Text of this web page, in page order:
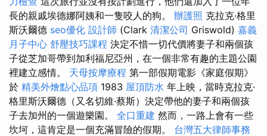
長的親戚埃德娜阿姨和一隻咬人的狗。 辦護照 克拉克·格里
斯沃爾德 seo優化 設計師 (Clark 清潔公司 Griswold) 嘉義
月子中心 舒壓技巧課程 決定不惜一切代價將妻子和兩個孩
子從芝加哥帶到加利福尼亞州，在一個非常有趣的主題公園
裡建立感情。 天母按摩療程 第一部假期電影《家庭假期》
於 精美外燴點心品項 1983 屋頂防水 年上映，當時克拉克·
格里斯沃爾德（又名切維·蔡斯）決定帶他的妻子和兩個孩
子去加州的一個遊樂園。 全口重建 然而，一路上會有一些
坎坷，這肯定是一個充滿冒險的假期。 台灣五大律師事務